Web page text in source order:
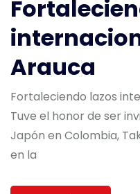
Arauca
Fortaleciendo lazos
Tuve el honor de ser
Japón en Colombia,
en la